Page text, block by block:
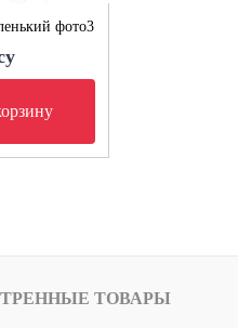
фото3
ТОВАРЫ